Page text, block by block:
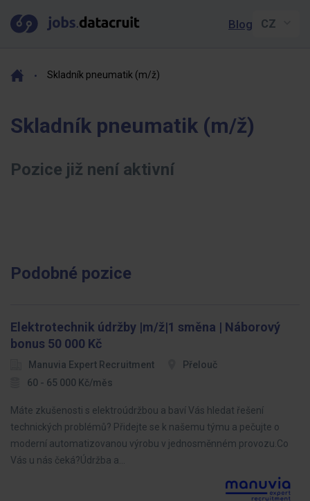
Blog
Skladník pneumatik (m/ž)
Skladník pneumatik (m/ž)
Pozice již není aktivní
Podobné pozice
Elektrotechnik údržby |m/ž|1 směna | Náborový
bonus 50 000 Kč
Manuvia Expert Recruitment
Přelouč
60 - 65 000 Kč/měs
Máte zkušenosti s elektroúdržbou a baví Vás hledat řešení
technických problémů? Přidejte se k našemu týmu a pečujte o
moderní automatizovanou výrobu v jednosměnném provozu.Co
Vás u nás čeká?Údržba a…